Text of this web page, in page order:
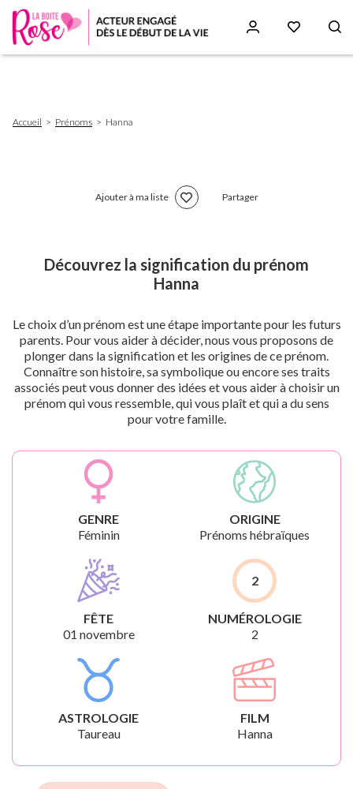
d'Ariane
Accueil Prénoms Hanna
Ajouter à ma liste Partager
Découvrez la signification du prénom
Hanna
Le choix d’un prénom est une étape importante pour les futurs
parents. Pour vous aider à décider, nous vous proposons de
plonger dans la signification et les origines de ce prénom.
Connaître son histoire, sa symbolique ou encore ses traits
associés peut vous donner des idées et vous aider à choisir un
prénom qui vous ressemble, qui vous plaît et qui a du sens
pour votre famille.
GENRE
Féminin
ORIGINE
Prénoms hébraïques
FÊTE
01 novembre
2
NUMÉROLOGIE
2
ASTROLOGIE
Taureau
FILM
Hanna